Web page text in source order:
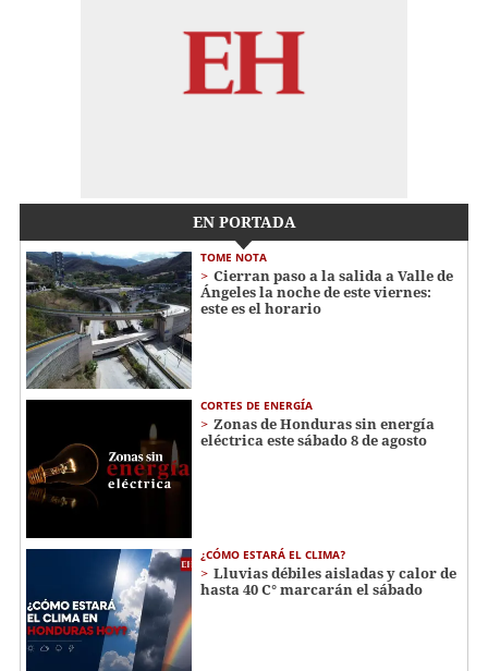
EN PORTADA
TOME NOTA
Cierran paso a la salida a Valle de
Ángeles la noche de este viernes:
este es el horario
CORTES DE ENERGÍA
Zonas de Honduras sin energía
eléctrica este sábado 8 de agosto
¿CÓMO ESTARÁ EL CLIMA?
Lluvias débiles aisladas y calor de
hasta 40 C° marcarán el sábado